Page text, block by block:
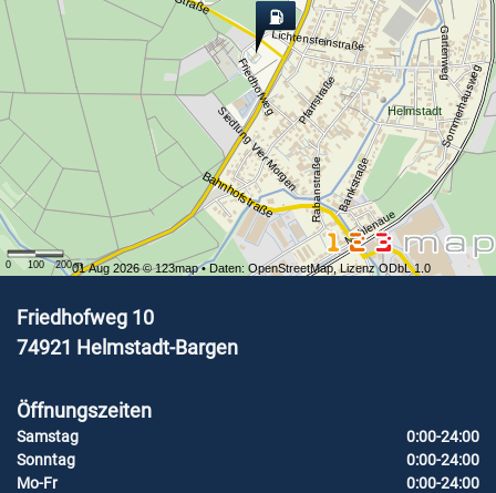
Helmstadt
Bahnhofstraße
Gartenweg
Sommerhausweg
Mühlenaue
Lichtensteinstraße
Rabanstraße
Pfarrstraße
Friedhofweg
Siedlung Vier Morgen Bankstraße
0 100 200 m
01 Aug 2026 ©123map• Daten: OpenStreetMap,Lizenz ODbL 1.0
Friedhofweg 10
74921 Helmstadt-Bargen
Öffnungszeiten
Samstag
0:00-24:00
Sonntag
0:00-24:00
Mo-Fr
0:00-24:00